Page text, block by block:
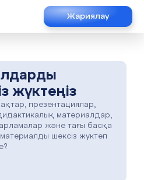
Жариялау
жүктеңіз
презентациялар,
дидактикалық материалдар,
және тағы басқа
шексіз жүктеп